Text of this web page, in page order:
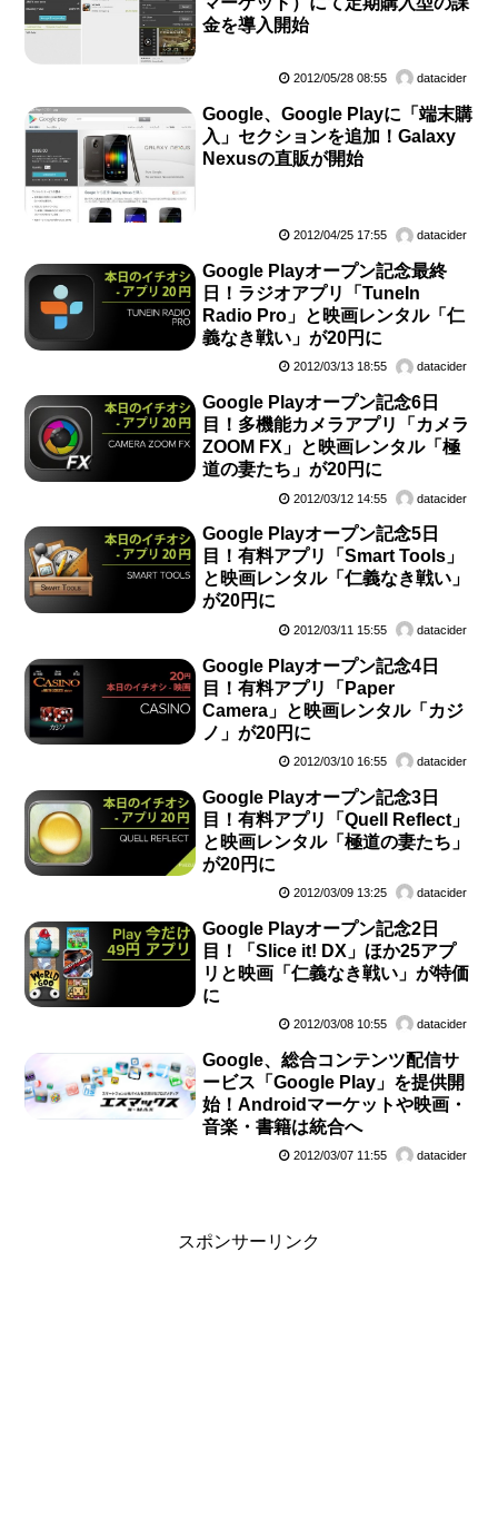
金を導入開始
2012/05/28 08:55 datacider
Google、Google Playに「端末購
入」セクションを追加！Galaxy
Nexusの直販が開始
2012/04/25 17:55 datacider
Google Playオープン記念最終
日！ラジオアプリ「TuneIn
Radio Pro」と映画レンタル「仁
義なき戦い」が20円に
2012/03/13 18:55 datacider
Google Playオープン記念6日
目！多機能カメラアプリ「カメラ
ZOOM FX」と映画レンタル「極
道の妻たち」が20円に
2012/03/12 14:55 datacider
Google Playオープン記念5日
目！有料アプリ「Smart Tools」
と映画レンタル「仁義なき戦い」
が20円に
2012/03/11 15:55 datacider
Google Playオープン記念4日
目！有料アプリ「Paper
Camera」と映画レンタル「カジ
ノ」が20円に
2012/03/10 16:55 datacider
Google Playオープン記念3日
目！有料アプリ「Quell Reflect」
と映画レンタル「極道の妻たち」
が20円に
2012/03/09 13:25 datacider
Google Playオープン記念2日
目！「Slice it! DX」ほか25アプ
リと映画「仁義なき戦い」が特価
に
2012/03/08 10:55 datacider
Google、総合コンテンツ配信サ
ービス「Google Play」を提供開
始！Androidマーケットや映画・
音楽・書籍は統合へ
2012/03/07 11:55 datacider
スポンサーリンク